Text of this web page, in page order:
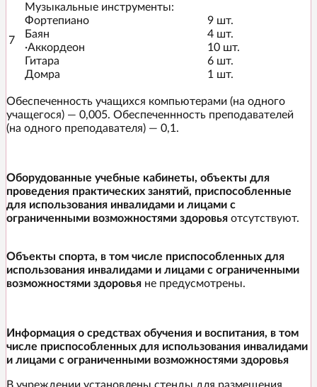
7
Музыкальные инструменты:
Фортепиано
Баян
·Аккордеон
Гитара
Домра
9 шт.
4 шт.
10 шт.
6 шт.
1 шт.
Обеспеченность учащихся компьютерами (на одного
учащегося) — 0,005. Обеспеченнность преподавателей
(на одного преподавателя) — 0,1.
Оборудованные учебные кабинеты, объекты для
проведения практических занятий, приспособленные
для использования инвалидами и лицами с
ограниченными возможностями здоровья отсутствуют.
Объекты спорта, в том числе приспособленных для
использования инвалидами и лицами с ограниченными
возможностями здоровья не предусмотрены.
Информация о средствах обучения и воспитания, в том
числе приспособленных для использования инвалидами
и лицами с ограниченными возможностями здоровья
В учреждении установлены стенды для размещения